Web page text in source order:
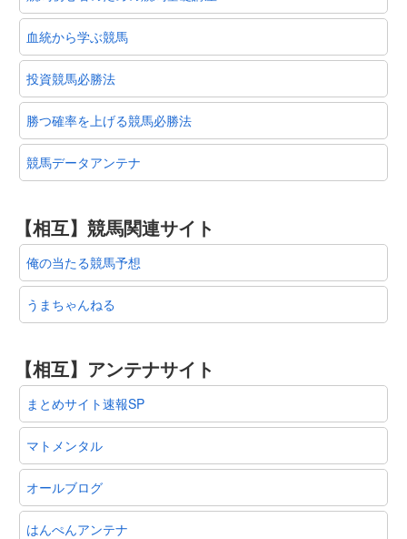
血統から学ぶ競馬
投資競馬必勝法
勝つ確率を上げる競馬必勝法
競馬データアンテナ
【相互】競馬関連サイト
俺の当たる競馬予想
うまちゃんねる
【相互】アンテナサイト
まとめサイト速報SP
マトメンタル
オールブログ
はんぺんアンテナ